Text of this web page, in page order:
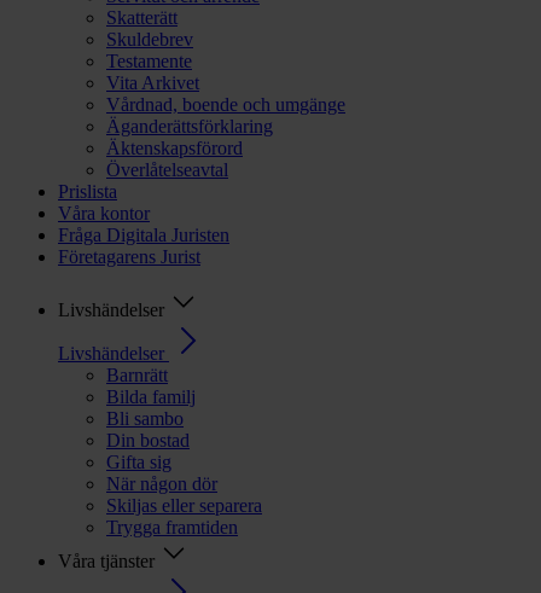
Skatterätt
Skuldebrev
Testamente
Vita Arkivet
Vårdnad, boende och umgänge
Äganderättsförklaring
Äktenskapsförord
Överlåtelseavtal
Prislista
Våra kontor
Fråga Digitala Juristen
Företagarens Jurist
Livshändelser
Livshändelser
Barnrätt
Bilda familj
Bli sambo
Din bostad
Gifta sig
När någon dör
Skiljas eller separera
Trygga framtiden
Våra tjänster